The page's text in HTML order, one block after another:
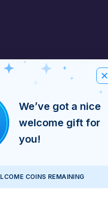
We’ve got a nice
welcome gift for
you!
COINS REMAINING